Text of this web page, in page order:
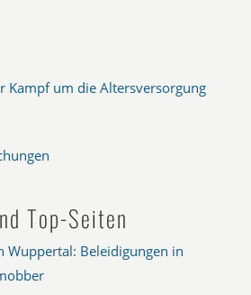
Kampf um die Altersversorgung
Top-Seiten
Wuppertal: Beleidigungen in